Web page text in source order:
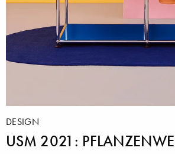
DESIGN
USM 2021: